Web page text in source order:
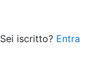
Sei iscritto? Entra